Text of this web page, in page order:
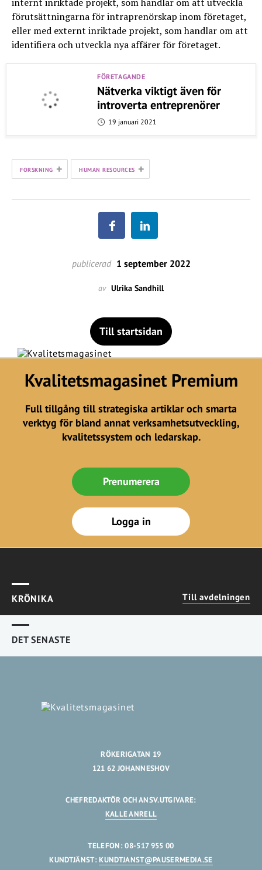
förutsättningarna för intraprenörskap inom företaget,
eller med externt inriktade projekt, som handlar om att
identifiera och utveckla nya affärer för företaget.
FÖRETAGANDE
Nätverka viktigt även för
introverta entreprenörer
19 januari 2021
FORSKNING + HUMAN RESOURCES +
publicerad 1 september 2022
av Ulrika Sandhill
Till startsidan
Kvalitetsmagasinet Premium
Full tillgång till strategiska artiklar och smarta
verktyg för bland annat verksamhetsutveckling,
kvalitetssystem och ledarskap.
Prenumerera
Logga in
KRÖNIKA Till avdelningen
DET SENASTE
RÖKERIGATAN 19
121 62 JOHANNESHOV
CHEFREDAKTÖR OCH ANSV.UTGIVARE:
KALLE ANRELL
TELEFON: 08-517 955 00
KUNDTJÄNST:KUNDTJANST@PAUSERMEDIA.SE